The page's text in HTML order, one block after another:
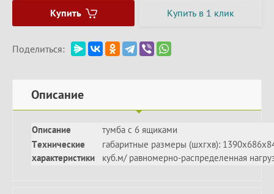
Купить Купить в 1 клик
Поделиться:
Описание
Описание
тумба с 6 ящиками
Технические
характеристики
габаритные размеры (шхгхв):
куб.м/ равномерно-распределенная